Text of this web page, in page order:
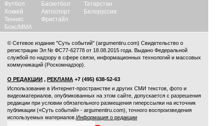
Футбол
Хоккей
Теннис
Бокс/ММА
Баскетбол
Автоспорт
Фристайл
Татарстан
Белоруссия
© Сетевое издание "Суть событий" (argumentiru.com) Свидетельство о
регистрации Эл № ФС77-62778 от 18.08.2015 года. Выдано Федеральной
службой по надзору в сфере связи, информационных технологий и массовых
коммуникаций (Роскомнадзор).
О РЕДАКЦИИ , РЕКЛАМА +7 (495) 638-52-63
Использование в Интернет-пространстве и других СМИ текстов, фото и
видеоматериалов, опубликованных на этом сайте, допускается с разрешения
редакции при условии обязательного размещения гиперссылки на источник
публикации («Суть событий» - argumentiru.com), точного воспроизведения
используемых материалов. Информация о редакции